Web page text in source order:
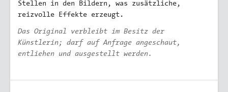
Stellen in den Bildern, was zusätzliche,
reizvolle Effekte erzeugt.
Das Original verbleibt im Besitz der
Künstlerin; darf auf Anfrage angeschaut,
entliehen und ausgestellt werden.